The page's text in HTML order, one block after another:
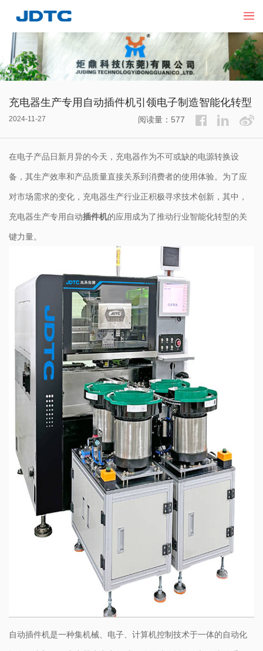
充电器生产专用自动插件机引领电子制造智能化转型
2024-11-27 阅读量：577
在电子产品日新月异的今天，充电器作为不可或缺的电源转换设
备，其生产效率和产品质量直接关系到消费者的使用体验。为了应
对市场需求的变化，充电器生产行业正积极寻求技术创新，其中，
充电器生产专用自动插件机的应用成为了推动行业智能化转型的关
键力量。
自动插件机是一种集机械、电子、计算机控制技术于一体的自动化